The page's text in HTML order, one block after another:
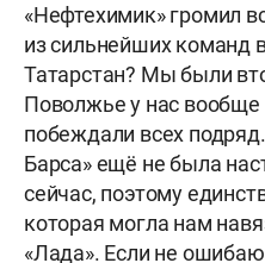
«Нефтехимик» громил
из сильнейших команд
Татарстан? Мы были
Поволжье у нас
побеждали всех
Барса» ещё не была
сейчас, поэтому
которая могла нам
«Лада». Если не